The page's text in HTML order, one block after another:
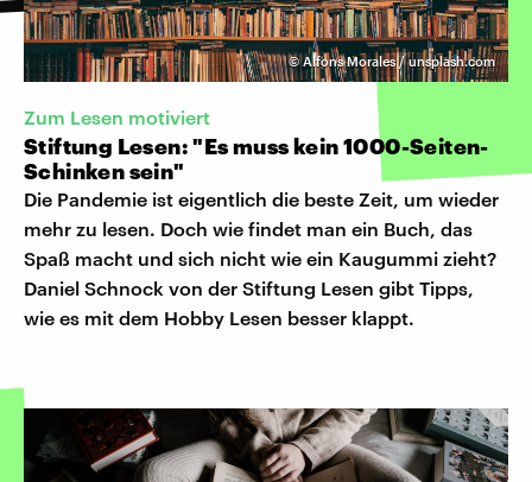
©Alfons Morales / unsplash.com
Zum Lesen motiviert
Stiftung Lesen: "Es muss kein 1000-Seiten-
Schinken sein"
Die Pandemie ist eigentlich die beste Zeit, um wieder
mehr zu lesen. Doch wie findet man ein Buch, das
Spaß macht und sich nicht wie ein Kaugummi zieht?
Daniel Schnock von der Stiftung Lesen gibt Tipps,
wie es mit dem Hobby Lesen besser klappt.